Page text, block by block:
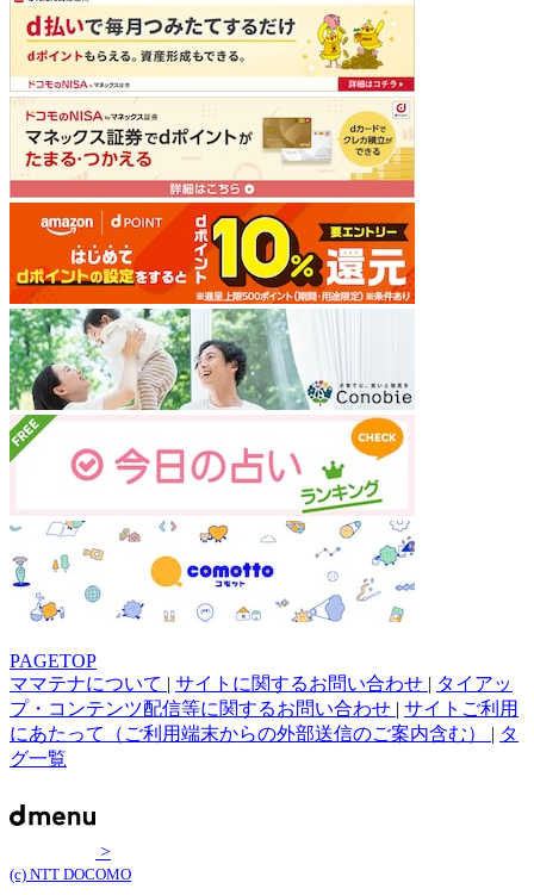
PAGETOP
ママテナについて | サイトに関するお問い合わせ | タイアッ
プ・コンテンツ配信等に関するお問い合わせ | サイトご利用
にあたって（ご利用端末からの外部送信のご案内含む） | タ
グ一覧
>
(c) NTT DOCOMO